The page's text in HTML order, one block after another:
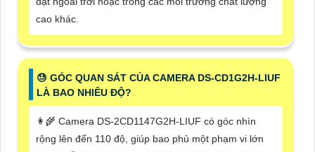
cao khác.
😓 GÓC QUAN SÁT CỦA CAMERA DS-CD1G2H-LIUF
LÀ BAO NHIÊU ĐỘ?
👩‍🌾 Camera DS-2CD1147G2H-LIUF có góc nhìn
rộng lên đến 110 độ, giúp bao phủ một phạm vi lớn